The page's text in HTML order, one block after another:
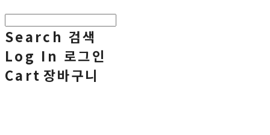
Search 검색
Log In 로그인
Cart 장바구니